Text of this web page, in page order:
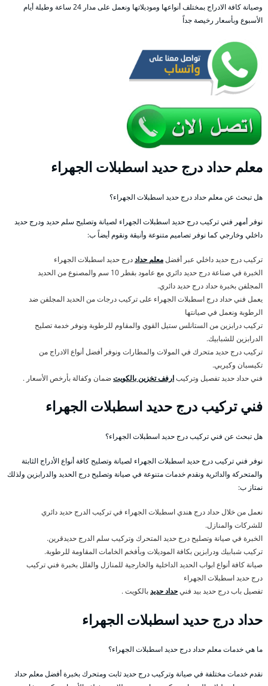
وصيانة كافة الادراج بمختلف أنواعها وموديلاتها ونعمل على مدار 24 ساعة وطيلة أيام
الأسبوع وبأسعار رخيصة جداً
معلم حداد درج حديد اسطبلات الجهراء
هل تبحث عن معلم حداد درج حديد اسطبلات الجهراء؟
نوفر أمهر فني تركيب درج حديد اسطبلات الجهراء لصيانة وتصليح سلم حديد ودرج حديد
داخلي وخارجي كما نوفر تصاميم متنوعة وأنيقة ونقوم أيضاً ب:
تركيب درج حديد داخلي عبر أفضلمعلم حداددرج حديد اسطبلات الجهراء
الخبرة في صناعة درج حديد دائري مع عامود بقطر 10 سم والمصنوع من الحديد
المجلفن بخبرة حداد درج حديد دائري.
يعمل فني حداد درج اسطبلات الجهراء على تركيب درجات من الحديد المجلفن ضد
الرطوبة ونعمل في صيانتها
تركيب درابزين من الستانلس ستيل القوي والمقاوم للرطوبة ونوفر خدمة تصليح
الدرابزين للشبابيك.
تركيب درج حديد متحرك في المولات والمطارات ونوفر أفضل أنواع الادراج من
تكيسبان وكيربي.
فني حداد حديد تفصيل وتركيبارفف تخزين بالكويتضمان وكفالة بأرخص الأسعار .
فني تركيب درج حديد اسطبلات الجهراء
هل تبحث عن فني تركيب درج حديد اسطبلات الجهراء؟
نوفر فني تركيب درج حديد اسطبلات الجهراء لصيانة وتصليح كافة أنواع الأدراج الثابتة
والمتحركة والدائرية ونقدم خدمات متنوعة في صيانة وتصليح درج الحديد والدرابزين ولذلك
نمتاز ب:
نعمل من خلال حداد درج هندي اسطبلات الجهراء في تركيب الدرج حديد دائري
للشركات والمنازل.
الخبرة في صيانة وتصليح درج حديد المتحرك وتركيب سلم الدرج حديدقرين.
تركيب شبابيك ودرابزين بكافة الموديلات وبأفخم الخامات المقاومة للرطوبة.
صيانة كافة أنواع ابواب الحديد الداخلية والخارجية للمنازل والفلل بخبرة فني تركيب
درج حديد اسطبلات الجهراء
تفصيل باب درج حديد بيد فنيحداد حديدبالكويت .
حداد درج حديد اسطبلات الجهراء
ما هي خدمات معلم حداد درج حديد اسطبلات الجهراء؟
نقدم خدمات مختلفة في صيانة وتركيب درج حديد ثابت ومتحرك بخبرة أفضل معلم حداد